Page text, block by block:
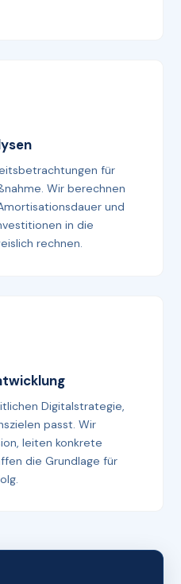
für
Wir berechnen
und
in die
rechnen.
Digitalstrategie,
passt. Wir
leiten konkrete
die Grundlage für